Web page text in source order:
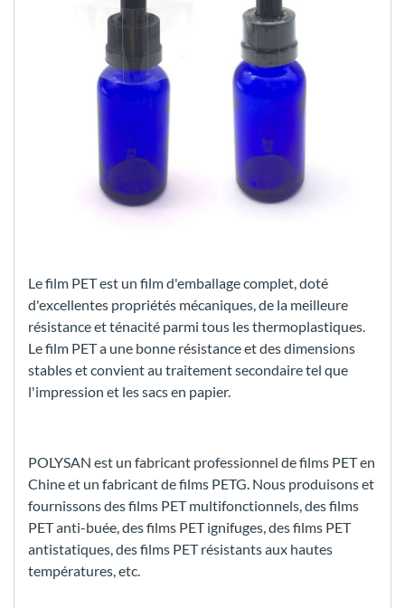
Le film PET est un film d'emballage complet, doté
d'excellentes propriétés mécaniques, de la meilleure
résistance et ténacité parmi tous les thermoplastiques.
Le film PET a une bonne résistance et des dimensions
stables et convient au traitement secondaire tel que
l'impression et les sacs en papier.
POLYSAN est un fabricant professionnel de films PET en
Chine et un fabricant de films PETG. Nous produisons et
fournissons des films PET multifonctionnels, des films
PET anti-buée, des films PET ignifuges, des films PET
antistatiques, des films PET résistants aux hautes
températures, etc.